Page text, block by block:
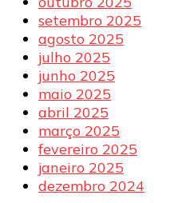
setembro 2025
agosto 2025
julho 2025
junho 2025
maio 2025
abril 2025
março 2025
fevereiro 2025
janeiro 2025
dezembro 2024